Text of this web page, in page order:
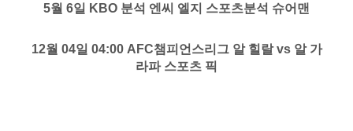
5월 6일 KBO 분석 엔씨 엘지 스포츠분석 슈어맨
12월 04일 04:00 AFC챔피언스리그 알 힐랄 vs 알 가
라파 스포츠 픽